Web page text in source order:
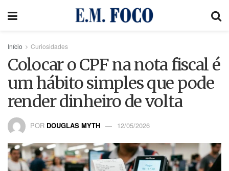
Início Curiosidades
Colocar o CPF na nota fiscal é
um hábito simples que pode
render dinheiro de volta
POR DOUGLAS MYTH 12/05/2026